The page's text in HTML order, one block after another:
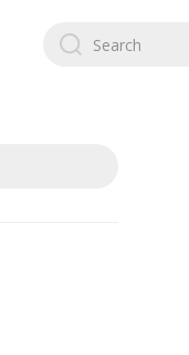
Search
for: